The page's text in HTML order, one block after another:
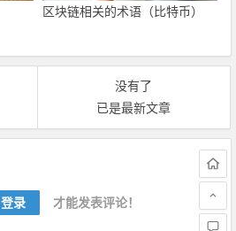
区块链相关的术语（比特币）
没有了
已是最新文章
登录 才能发表评论！